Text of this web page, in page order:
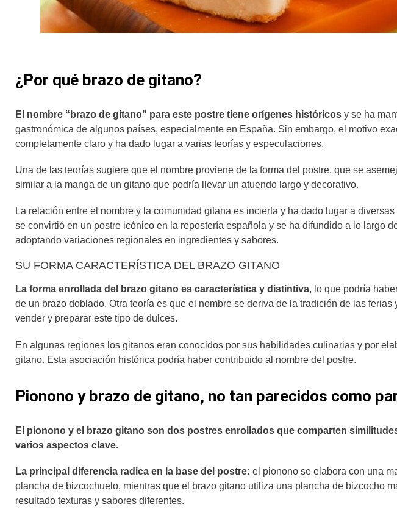
¿Por qué brazo de gitano?
El nombre “brazo de gitano” para este postre tiene orígenes históricos y se ha
gastronómica de algunos países, especialmente en España. Sin embargo, el motivo
completamente claro y ha dado lugar a varias teorías y especulaciones.
Una de las teorías sugiere que el nombre proviene de la forma del postre, que se
similar a la manga de un gitano que podría llevar un atuendo largo y decorativo.
La relación entre el nombre y la comunidad gitana es incierta y ha dado lugar a
se convirtió en un postre icónico en la repostería española y se ha difundido a lo largo
adoptando variaciones regionales en ingredientes y sabores.
SU FORMA CARACTERÍSTICA DEL BRAZO GITANO
La forma enrollada del brazo gitano es característica y distintiva, lo que podría
de un brazo doblado. Otra teoría es que el nombre se deriva de la tradición de las
vender y preparar este tipo de dulces.
En algunas regiones los gitanos eran conocidos por sus habilidades culinarias y por
gitano. Esta asociación histórica podría haber contribuido al nombre del postre.
Pionono y brazo de gitano, no tan parecidos como
El pionono y el brazo gitano son dos postres enrollados que comparten
varios aspectos clave.
La principal diferencia radica en la base del postre: el pionono se elabora con una
plancha de bizcochuelo, mientras que el brazo gitano utiliza una plancha de bizcocho
resultado texturas y sabores diferentes.